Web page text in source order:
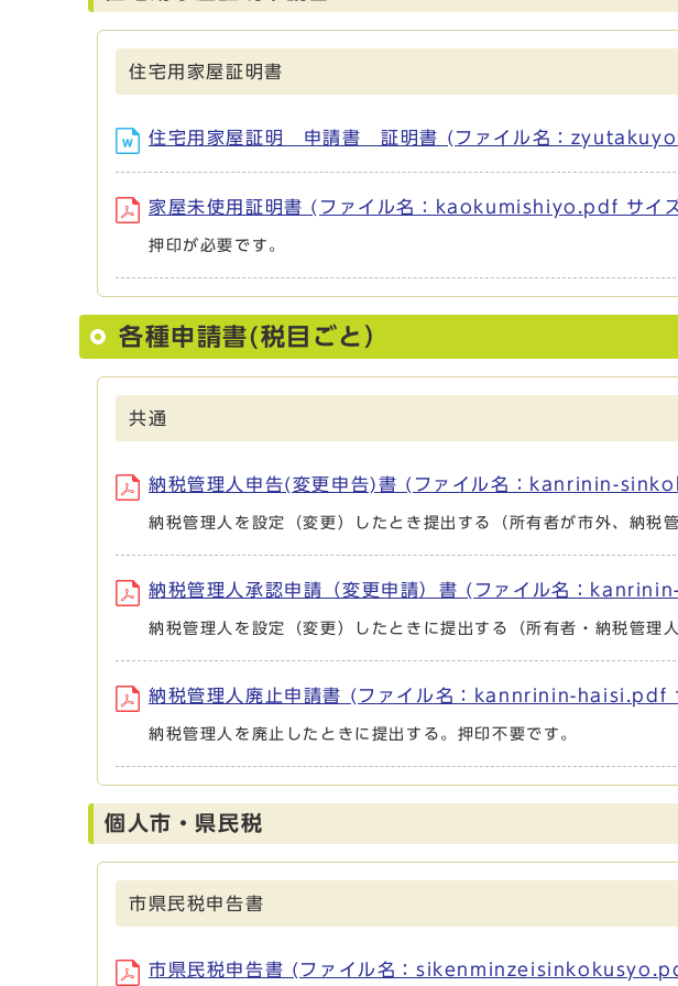
住宅用家屋証明書
住宅用家屋証明 申請書 証明書 (ファイル名：
家屋未使用証明書 (ファイル名：kaokumishiyo.pdf サイ
押印が必要です。
各種申請書(税目ごと）
共通
納税管理人申告(変更申告)書 (ファイル名：kanrinin-
納税管理人を設定（変更）したとき提出する（所有者が市外、納税
納税管理人承認申請（変更申請）書 (ファイル名：
納税管理人を設定（変更）したときに提出する（所有者・納税管理
納税管理人廃止申請書 (ファイル名：kannrinin-haisi.pdf
納税管理人を廃止したときに提出する。押印不要です。
個人市・県民税
市県民税申告書
市県民税申告書 (ファイル名：